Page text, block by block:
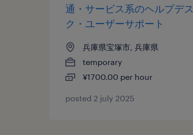
通・サービス系のヘルプデス
ク・ユーザーサポート
兵庫県宝塚市, 兵庫県
temporary
¥1700.00 per hour
posted 2 july 2025